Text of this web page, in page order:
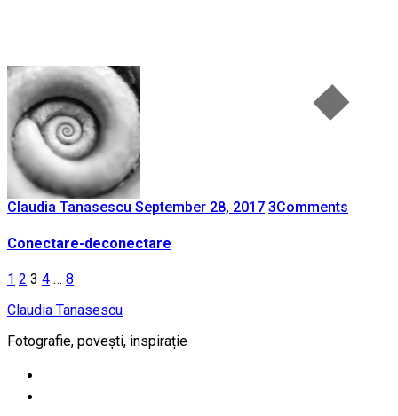
Claudia Tanasescu September 28, 2017 3Comments
Conectare-deconectare
Posts
pagination
1 2 3 4 … 8
Claudia Tanasescu
Fotografie, povești, inspirație